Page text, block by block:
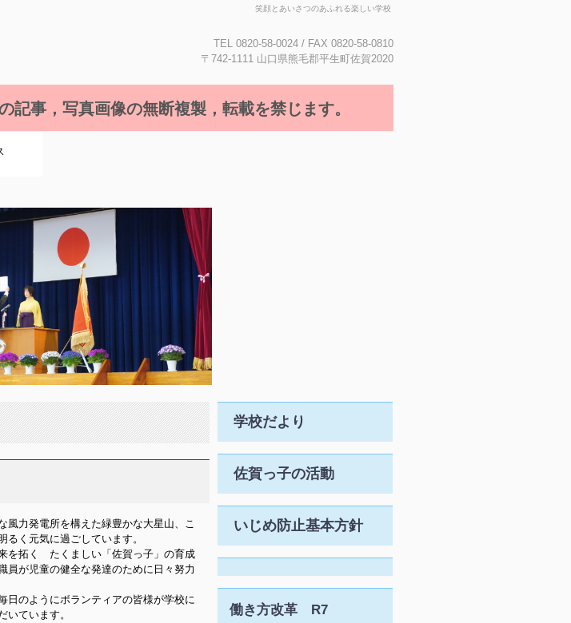
笑顔とあいさつのあふれる楽しい学校
TEL 0820-58-0024 / FAX 0820-58-0810
〒742-1111 山口県熊毛郡平生町佐賀2020
，写真画像の無断複製，転載を禁じます。
風力発電所を構えた緑豊かな大星山、こ
く元気に過ごしています。
を拓く たくましい「佐賀っ子」の育成
員が児童の健全な発達のために日々努力
日のようにボランティアの皆様が学校に
いています。
学校だより
佐賀っ子の活動
いじめ防止基本方針
働き方改革 R7